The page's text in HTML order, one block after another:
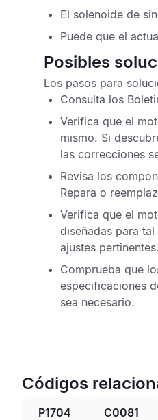
El solenoide de
Puede que el
Posibles
Los pasos para
Consulta los
Verifica que el
mismo. Si
las correcciones
Revisa los
Repara o
Verifica que el
diseñadas para
ajustes pertinentes.
Comprueba que
especificaciones
sea necesario.
Códigos
P1704 C0081